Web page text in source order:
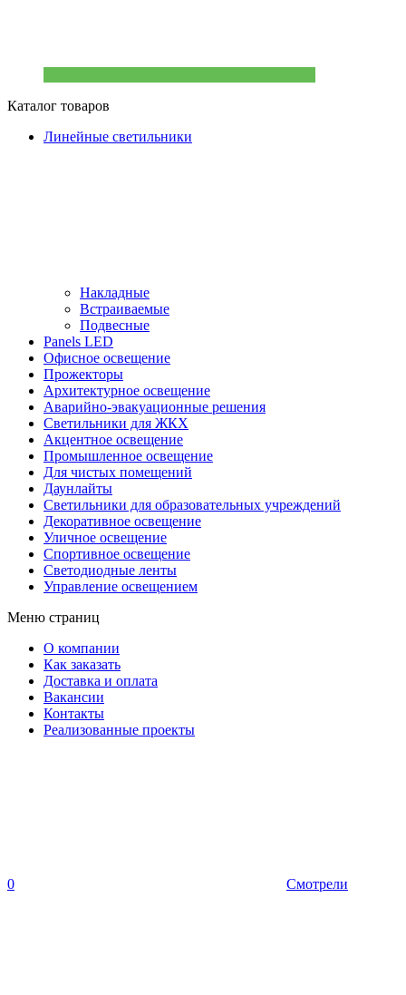
Каталог товаров
Линейные светильники
Накладные
Встраиваемые
Подвесные
Panels LED
Офисное освещение
Прожекторы
Архитектурное освещение
Аварийно-эвакуационные решения
Светильники для ЖКХ
Акцентное освещение
Промышленное освещение
Для чистых помещений
Даунлайты
Светильники для образовательных учреждений
Декоративное освещение
Уличное освещение
Спортивное освещение
Светодиодные ленты
Управление освещением
Меню страниц
О компании
Как заказать
Доставка и оплата
Вакансии
Контакты
Реализованные проекты
0 Смотрели